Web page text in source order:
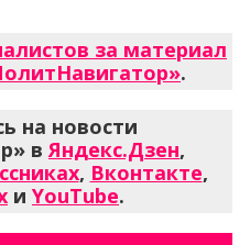
за материал
.
на новости
вЯндекс.Дзен,
, Вконтакте,
и YouTube.